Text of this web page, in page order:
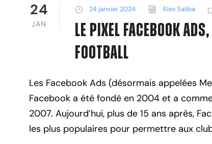
24
JAN
24 janvier 2024 Alex Saliba
Le Pixel Facebook
Football
Les Facebook Ads (désormais appelées
Facebook a été fondé en 2004 et a
2007. Aujourd’hui, plus de 15 ans après,
les plus populaires pour permettre aux